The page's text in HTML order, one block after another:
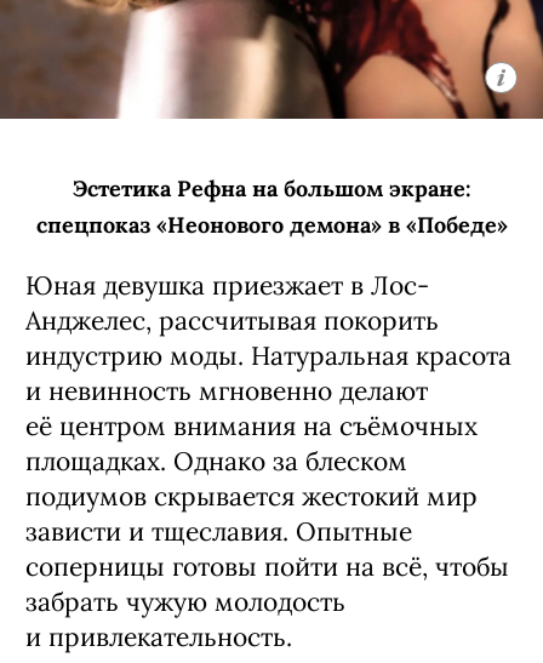
Эстетика Рефна на большом экране:
спецпоказ «Неонового демона» в «Победе»
Юная девушка приезжает в Лос-
Анджелес, рассчитывая покорить
индустрию моды. Натуральная красота
и невинность мгновенно делают
её центром внимания на съёмочных
площадках. Однако за блеском
подиумов скрывается жестокий мир
зависти и тщеславия. Опытные
соперницы готовы пойти на всё, чтобы
забрать чужую молодость
и привлекательность.